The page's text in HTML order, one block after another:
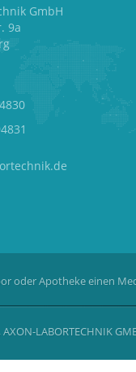
GmbH
9a
oder Apotheke einen
LABORTECHNIK